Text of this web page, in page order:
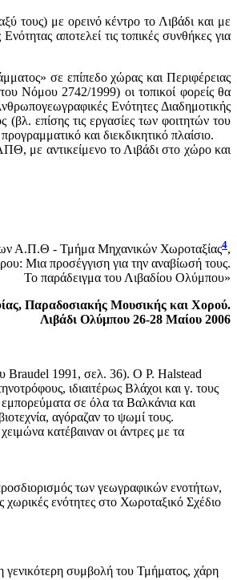
τους) με ορεινό κέντρο το Λιβάδι και με
αποτελεί τις τοπικές συνθήκες για
σε επίπεδο χώρας και Περιφέρειας
Νόμου 2742/1999) οι τοπικοί φορείς θα
Ενότητες Διαδημοτικής
επίσης τις εργασίες των φοιτητών του
και διεκδικητικό πλαίσιο.
με αντικείμενο το Λιβάδι στο χώρο και
Α.Π.Θ - Τμήμα Μηχανικών Χωροταξίας4,
Μια προσέγγιση για την αναβίωσή τους.
Το παράδειγμα του Λιβαδίου Ολύμπου»
Παραδοσιακής Μουσικής και Χορού.
Λιβάδι Ολύμπου 26-28 Μαίου 2006
Braudel 1991, σελ. 36). O P. Halstead
ιδιαιτέρως Βλάχοι και γ. τους
εμπορεύματα σε όλα τα Βαλκάνια και
αγόραζαν το ψωμί τους.
κατέβαιναν οι άντρες με τα
των γεωγραφικών ενοτήτων,
ενότητες στο Χωροταξικό Σχέδιο
συμβολή του Τμήματος, χάρη